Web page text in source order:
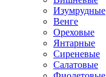
Изумрудные
Венге
Ореховые
Янтарные
Сиреневые
Салатовые